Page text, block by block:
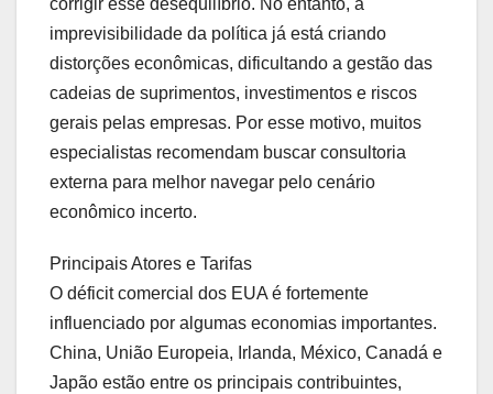
corrigir esse desequilíbrio. No entanto, a
imprevisibilidade da política já está criando
distorções econômicas, dificultando a gestão das
cadeias de suprimentos, investimentos e riscos
gerais pelas empresas. Por esse motivo, muitos
especialistas recomendam buscar consultoria
externa para melhor navegar pelo cenário
econômico incerto.
Principais Atores e Tarifas
O déficit comercial dos EUA é fortemente
influenciado por algumas economias importantes.
China, União Europeia, Irlanda, México, Canadá e
Japão estão entre os principais contribuintes,